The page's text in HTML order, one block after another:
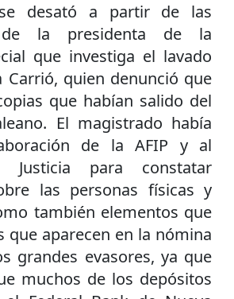
desató a partir de las
de la presidenta de la
que investiga el lavado
Carrió, quien denunció que
que habían salido del
El magistrado había
de la AFIP y al
Justicia para constatar
las personas físicas y
también elementos que
que aparecen en la nómina
grandes evasores, ya que
muchos de los depósitos